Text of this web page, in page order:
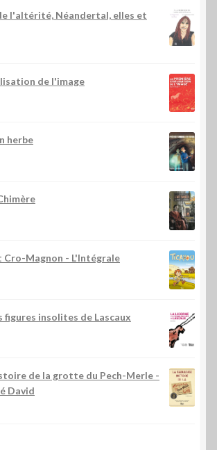
l'altérité, Néandertal, elles et
de l'image
herbe
Cro-Magnon - L'Intégrale
figures insolites de Lascaux
de la grotte du Pech-Merle -
David